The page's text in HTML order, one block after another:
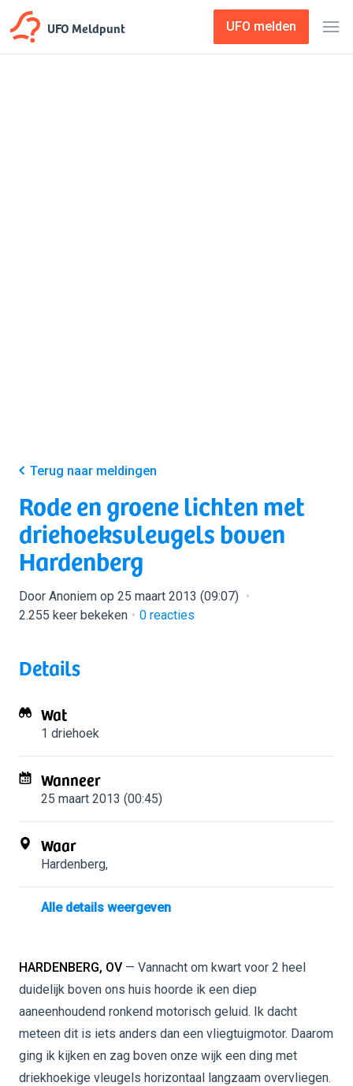
UFO Meldpunt UFO melden
Terug naar meldingen
Rode en groene lichten met
driehoeksvleugels boven
Hardenberg
Door Anoniem op 25 maart 2013 (09:07)
2.255 keer bekeken
0 reacties
Details
Wat
1 driehoek
Wanneer
25 maart 2013 (00:45)
Waar
Hardenberg,
Alle details weergeven
HARDENBERG, OV — Vannacht om kwart voor 2 heel
duidelijk boven ons huis hoorde ik een diep
aaneenhoudend ronkend motorisch geluid. Ik dacht
meteen dit is iets anders dan een vliegtuigmotor. Daarom
ging ik kijken en zag boven onze wijk een ding met
driekhoekige vleugels horizontaal langzaam overvliegen.